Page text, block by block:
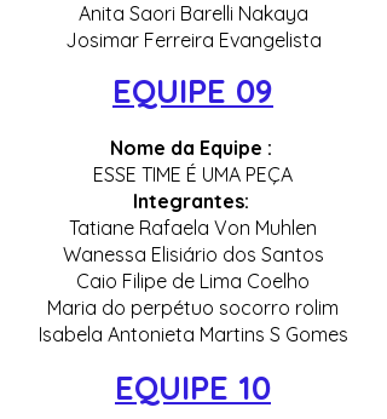
Anita Saori Barelli Nakaya
Josimar Ferreira Evangelista
EQUIPE 09
Nome da Equipe :
ESSE TIME É UMA PEÇA
Integrantes:
Tatiane Rafaela Von Muhlen
Wanessa Elisiário dos Santos
Caio Filipe de Lima Coelho
Maria do perpétuo socorro rolim
Isabela Antonieta Martins S Gomes
EQUIPE 10